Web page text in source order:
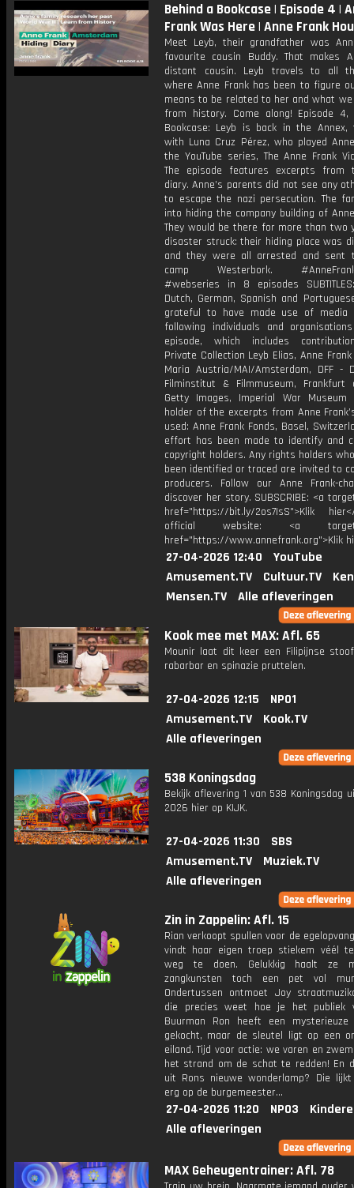
Behind a Bookcase | Episode 4 |
Frank Was Here | Anne Frank
Meet Leyb, their grandfather was
favourite cousin Buddy. That makes
distant cousin. Leyb travels to all
where Anne Frank has been to figure
means to be related to her and what
from history. Come along! Episode 4,
Bookcase: Leyb is back in the
with Luna Cruz Pérez, who played
the YouTube series, The Anne Frank
The episode features excerpts from
diary. Anne’s parents did not see any
to escape the nazi persecution. The
into hiding the company building of
They would be there for more than two
disaster struck: their hiding place was
and they were all arrested and sent
camp Westerbork.
#webseries in 8 episodes
Dutch, German, Spanish and
grateful to have made use of media
following individuals and
episode, which includes
Private Collection Leyb Elias, Anne
Maria Austria/MAI/Amsterdam, DFF -
Filminstitut & Filmmuseum, Frankfurt
Getty Images, Imperial War Museum
holder of the excerpts from Anne
used: Anne Frank Fonds, Basel,
effort has been made to identify and
copyright holders. Any rights holders
been identified or traced are invited to
producers. Follow our Anne Frank-
discover her story. SUBSCRIBE: <a
href="https://bit.ly/2os7IsS">Klik
official website: <a
href="https://www.annefrank.org">Klik
27-04-2026 12:40
YouTube
Amusement.TV
Cultuur.TV
Mensen.TV
Alle afleveringen
Kook mee met MAX: Afl. 65
Mounir laat dit keer een Filipijnse
rabarbar en spinazie pruttelen.
27-04-2026 12:15
NPO1
Amusement.TV
Kook.TV
Alle afleveringen
538 Koningsdag
Bekijk aflevering 1 van 538 Koningsdag
2026 hier op KIJK.
27-04-2026 11:30
SBS
Amusement.TV
Muziek.TV
Alle afleveringen
Zin in Zappelin: Afl. 15
Rian verkoopt spullen voor de
vindt haar eigen troep stiekem véél
weg te doen. Gelukkig haalt ze
zangkunsten toch een pet vol
Ondertussen ontmoet Joy
die precies weet hoe je het publiek
Buurman Ron heeft een mysterieuze
gekocht, maar de sleutel ligt op een
eiland. Tijd voor actie: we varen en
het strand om de schat te redden! En
uit Rons nieuwe wonderlamp? Die
erg op de burgemeester...
27-04-2026 11:20 NPO3
Alle afleveringen
MAX Geheugentrainer: Afl. 78